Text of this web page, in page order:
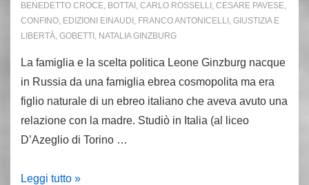
BENEDETTO CROCE, BOTTAI , CARLO ROSSELLI , CESARE PAVESE,
CONFINO, EDIZIONI EINAUDI , FRANCO ANTONICELLI , GIUSTIZIA E
LIBERTÀ, GOBETTI , NATALIA GINZBURG
La famiglia e la scelta politica Leone Ginzburg nacque
in Russia da una famiglia ebrea cosmopolita ma era
figlio naturale di un ebreo italiano che aveva avuto una
relazione con la madre. Studiò in Italia (al liceo
D’Azeglio di Torino …
5Leggi tutto »